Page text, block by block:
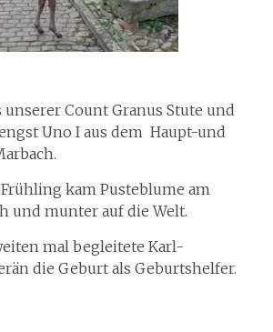
unserer Count Granus Stute und
Uno I aus dem Haupt-und
kam Pusteblume am
und munter auf die Welt.
mal begleitete Karl-
die Geburt als Geburtshelfer.